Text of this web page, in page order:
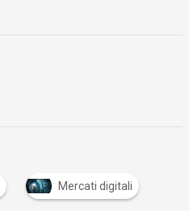
Mercati digitali